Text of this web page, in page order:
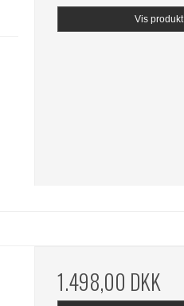
Vis produkt
1.498,00 DKK